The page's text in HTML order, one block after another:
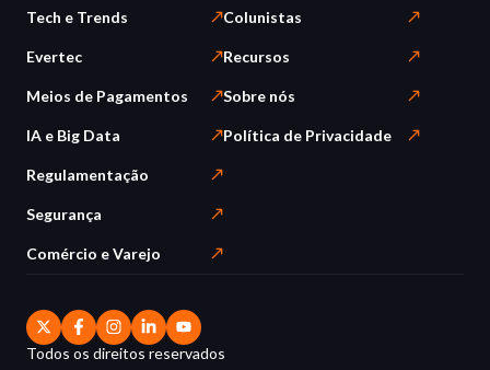
Tech e Trends
Evertec
Meios de Pagamentos
IA e Big Data
Regulamentação
Segurança
Comércio e Varejo
Colunistas
Recursos
Sobre nós
Política de Privacidade
Todos os direitos reservados